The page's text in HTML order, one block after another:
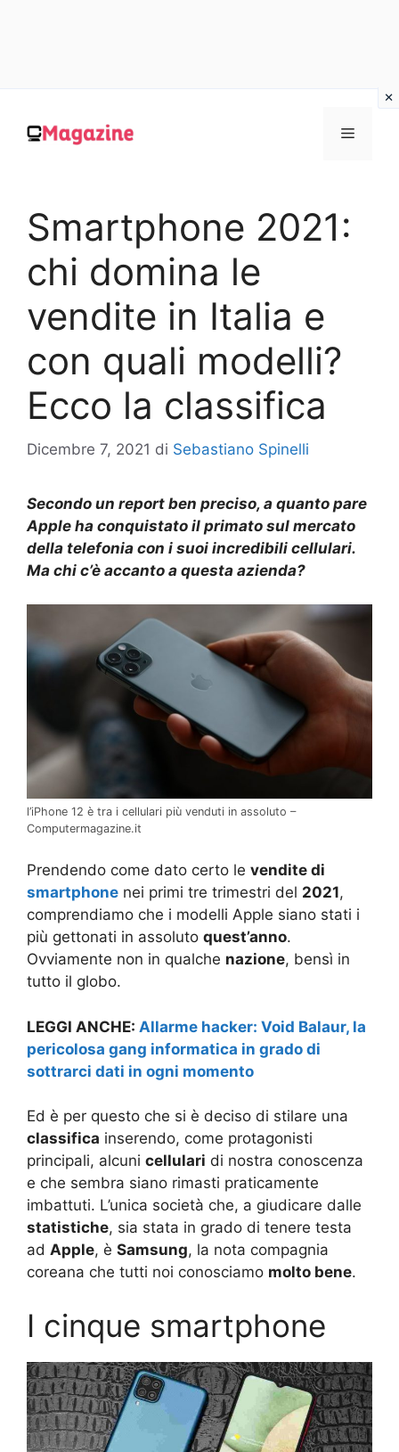
contenuto
MENU
Smartphone 2021:
chi domina le
vendite in Italia e
con quali modelli?
Ecco la classifica
Dicembre 7, 2021 di Sebastiano Spinelli
Secondo un report ben preciso, a quanto pare
Apple ha conquistato il primato sul mercato
della telefonia con i suoi incredibili cellulari.
Ma chi c’è accanto a questa azienda?
l’iPhone 12 è tra i cellulari più venduti in assoluto –
Computermagazine.it
Prendendo come dato certo le vendite di
smartphone nei primi tre trimestri del 2021,
comprendiamo che i modelli Apple siano stati i
più gettonati in assoluto quest’anno.
Ovviamente non in qualche nazione, bensì in
tutto il globo.
LEGGI ANCHE: Allarme hacker: Void Balaur, la
pericolosa gang informatica in grado di
sottrarci dati in ogni momento
Ed è per questo che si è deciso di stilare una
classifica inserendo, come protagonisti
principali, alcuni cellulari di nostra conoscenza
e che sembra siano rimasti praticamente
imbattuti. L’unica società che, a giudicare dalle
statistiche, sia stata in grado di tenere testa
ad Apple, è Samsung, la nota compagnia
coreana che tutti noi conosciamo molto bene.
I cinque smartphone